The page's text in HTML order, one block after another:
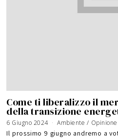
Come ti liberalizzo il
della transizione
6 Giugno 2024 Ambiente / Opinione
Il prossimo 9 giugno andremo a